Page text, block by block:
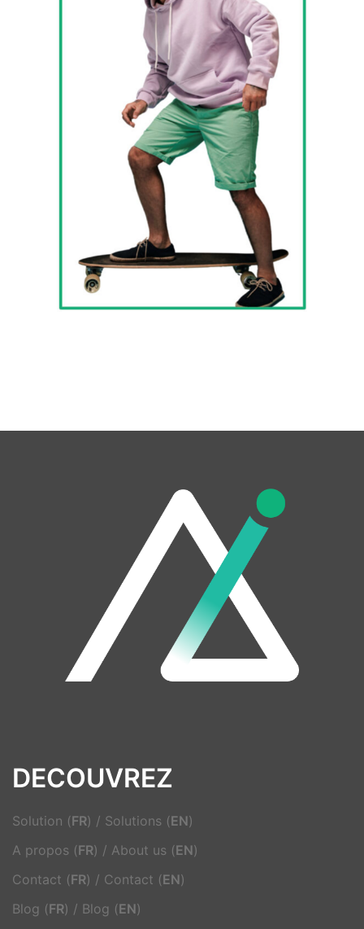
DECOUVREZ
Solution (FR) / Solutions (EN)
A propos (FR) / About us (EN)
Contact (FR) / Contact (EN)
Blog (FR) / Blog (EN)